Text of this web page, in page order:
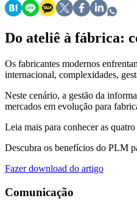
Do ateliê à fábrica:
Os fabricantes modernos
internacional, complexidades,
Neste cenário, a gestão da
mercados em evolução para
Leia mais para conhecer as
Descubra os benefícios do PLM
Fazer download do artigo
Comunicação